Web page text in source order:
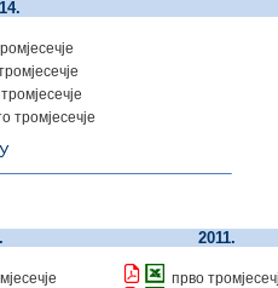
тромјесечје
2011.
прво